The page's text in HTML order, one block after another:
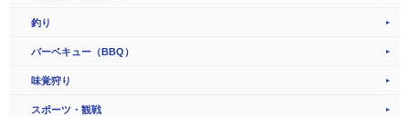
釣り
バーベキュー（BBQ）
味覚狩り
スポーツ・観戦